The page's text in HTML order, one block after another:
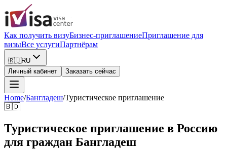
Как получить визуБизнес-приглашениеПриглашение для
визыВсе услугиПартнёрам
🇷🇺RU
Личный кабинет
Заказать сейчас
Home/Бангладеш/Туристическое приглашение
🇧🇩
Туристическое приглашение в Россию
для граждан Бангладеш